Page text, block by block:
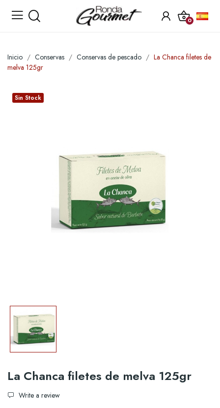
0
Inicio Conservas Conservas de pescado
La Chanca filetes de
melva 125gr
Sin Stock
La Chanca filetes de melva 125gr
Write a review